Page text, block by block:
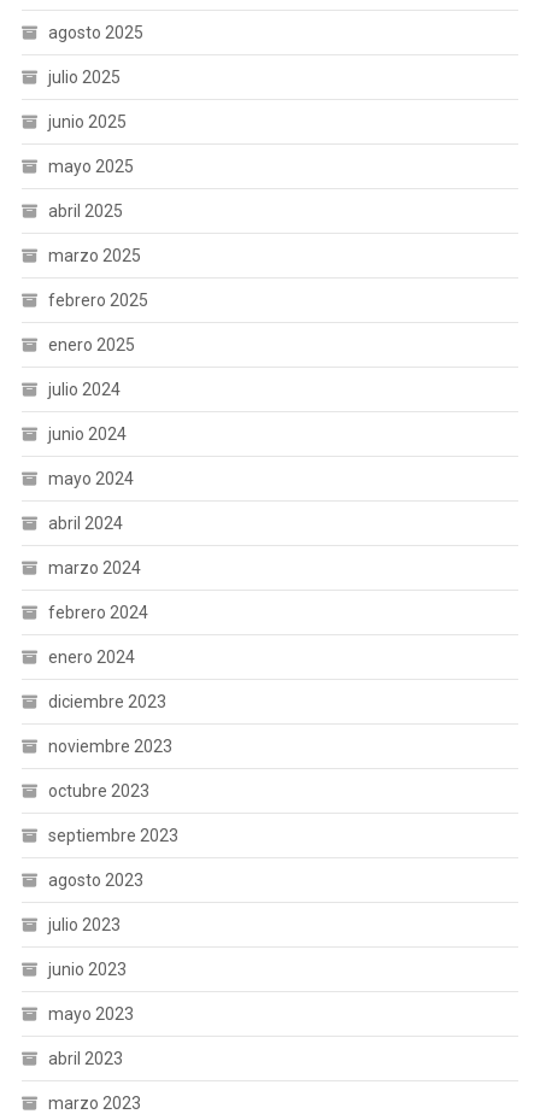
agosto 2025
julio 2025
junio 2025
mayo 2025
abril 2025
marzo 2025
febrero 2025
enero 2025
julio 2024
junio 2024
mayo 2024
abril 2024
marzo 2024
febrero 2024
enero 2024
diciembre 2023
noviembre 2023
octubre 2023
septiembre 2023
agosto 2023
julio 2023
junio 2023
mayo 2023
abril 2023
marzo 2023